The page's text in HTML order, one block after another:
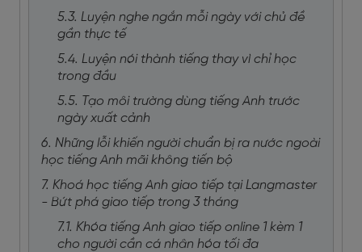
5.3. Luyện nghe ngắn mỗi ngày với chủ đề
gần thực tế
5.4. Luyện nói thành tiếng thay vì chỉ học
trong đầu
5.5. Tạo môi trường dùng tiếng Anh trước
ngày xuất cảnh
6. Những lỗi khiến người chuẩn bị ra nước ngoài
học tiếng Anh mãi không tiến bộ
7. Khoá học tiếng Anh giao tiếp tại Langmaster
- Bứt phá giao tiếp trong 3 tháng
7.1. Khóa tiếng Anh giao tiếp online 1 kèm 1
cho người cần cá nhân hóa tối đa